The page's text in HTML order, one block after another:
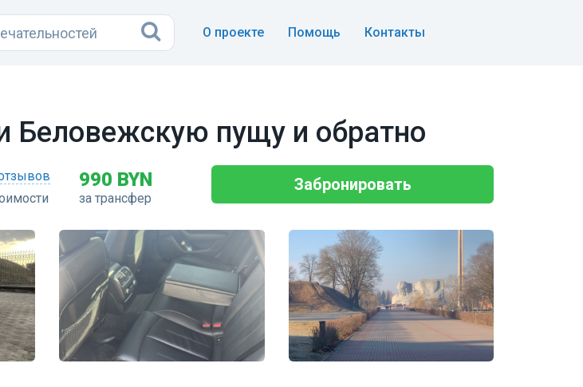
О проекте Помощь Контакты
Беловежскую пущу и обратно
990 BYN
за трансфер
Забронировать